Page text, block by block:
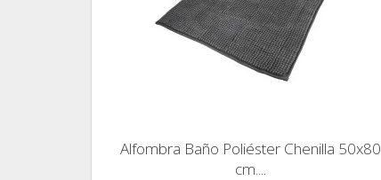
Alfombra Baño Poliéster Chenilla 50x80
cm....